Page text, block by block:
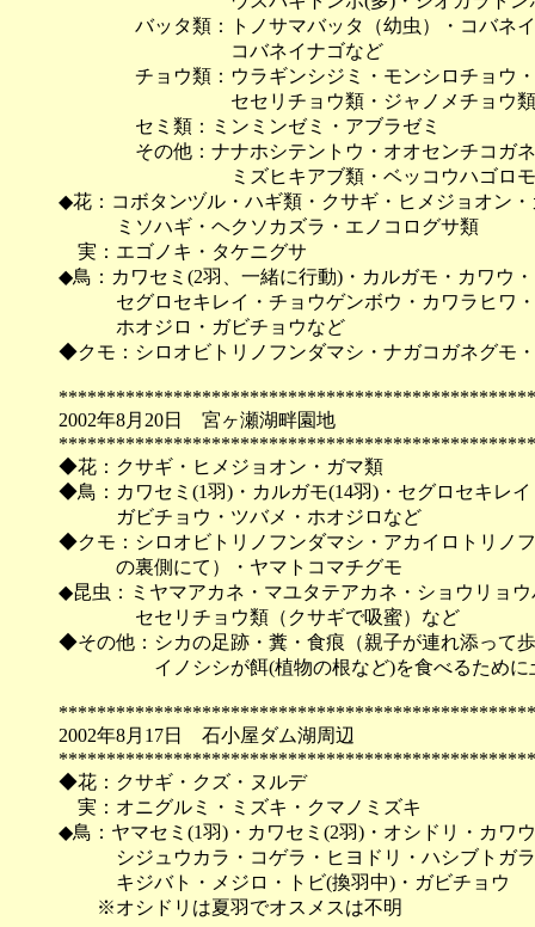
バッタ類：トノサマバッタ（幼虫）・コバネイ
コバネイナゴなど
チョウ類：ウラギンシジミ・モンシロチョウ・
セセリチョウ類・ジャノメチョウ類
セミ類：ミンミンゼミ・アブラゼミ
その他：ナナホシテントウ・オオセンチコガネ
ミズヒキアブ類・ベッコウハゴロモ・
◆花：コボタンヅル・ハギ類・クサギ・ヒメジョオン
ミソハギ・ヘクソカズラ・エノコログサ類
実：エゴノキ・タケニグサ
◆鳥：カワセミ(2羽、一緒に行動)・カルガモ・カワウ
セグロセキレイ・チョウゲンボウ・カワラヒワ・
ホオジロ・ガビチョウなど
◆クモ：シロオビトリノフンダマシ・ナガコガネグモ
2002年8月20日 宮ヶ瀬湖畔園地
◆花：クサギ・ヒメジョオン・ガマ類
◆鳥：カワセミ(1羽)・カルガモ(14羽)・セグロセキレ
ガビチョウ・ツバメ・ホオジロなど
◆クモ：シロオビトリノフンダマシ・アカイロトリノ
の裏側にて）・ヤマトコマチグモ
◆昆虫：ミヤマアカネ・マユタテアカネ・ショウリョ
セセリチョウ類（クサギで吸蜜）など
◆その他：シカの足跡・糞・食痕（親子が連れ添って
イノシシが餌(植物の根など)を食べるために土
2002年8月17日 石小屋ダム湖周辺
◆花：クサギ・クズ・ヌルデ
実：オニグルミ・ミズキ・クマノミズキ
◆鳥：ヤマセミ(1羽)・カワセミ(2羽)・オシドリ・カワ
シジュウカラ・コゲラ・ヒヨドリ・ハシブトガラ
キジバト・メジロ・トビ(換羽中)・ガビチョウ
※オシドリは夏羽でオスメスは不明